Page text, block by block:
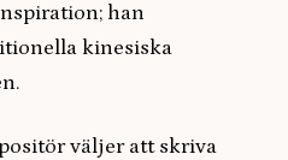
han
kinesiska
väljer att skriva